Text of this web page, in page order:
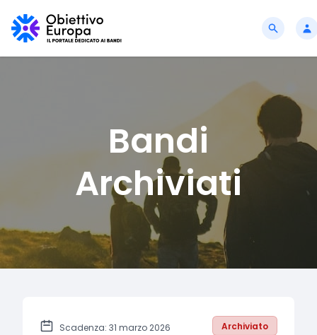
Bandi
Archiviati
Scadenza: 31 marzo 2026 Archiviato